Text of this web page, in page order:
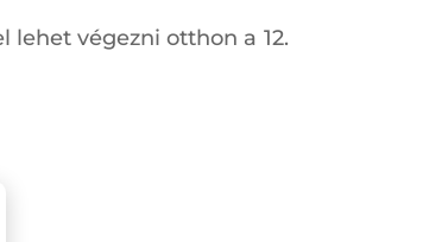
lehet végezni otthon a 12.